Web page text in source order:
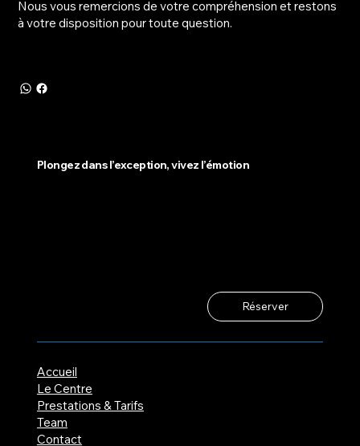
Nous vous remercions de votre compréhension et restons
à votre disposition pour toute question.
Plongez dans l’exception, vivez l’émotion
Réserver
Accueil
Le Centre
Prestations & Tarifs
Team
Contact